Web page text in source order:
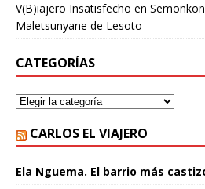
V(B)iajero Insatisfecho en
Maletsunyane de Lesoto
CATEGORÍAS
CARLOS EL VIAJERO
Ela Nguema. El barrio más